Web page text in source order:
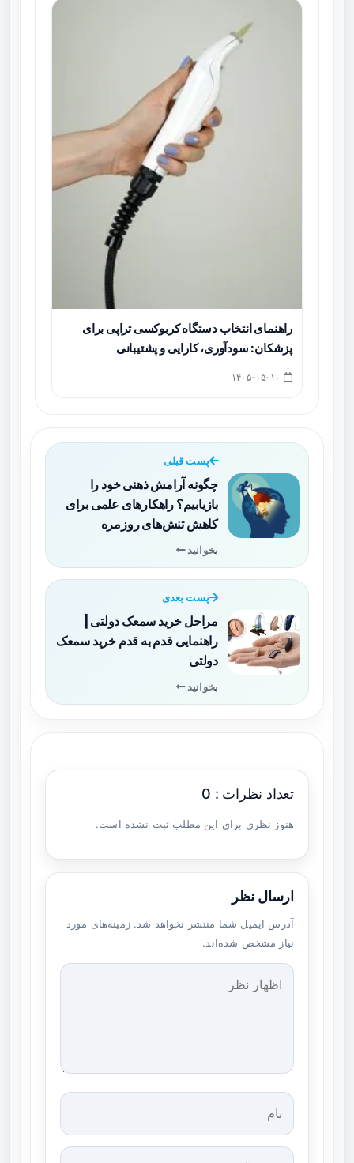
راهنمای انتخاب دستگاه کربوکسی‌ تراپی برای
پزشکان: سودآوری، کارایی و پشتیبانی
پست قبلی
چگونه آرامش ذهنی خود را
بازیابیم؟ راهکارهای علمی برای
کاهش تنش‌های روزمره
بخوانید
پست بعدی
مراحل خرید سمعک دولتی |
راهنمایی قدم به قدم خرید سمعک
دولتی
بخوانید
تعداد نظرات : 0
هنوز نظری برای این مطلب ثبت نشده است.
ارسال نظر
آدرس ایمیل شما منتشر نخواهد شد. زمینه‌های مورد
نیاز مشخص شده‌اند.